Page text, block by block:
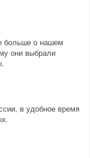
больше о нашем
они выбрали
в удобное время